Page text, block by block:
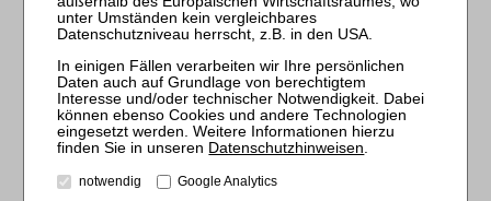
Brosch. 650 Seiten
RWS Verlag, Köln
ISBN 978-3-8145-9324-1
92,00 €
Sofort lieferbar
Bestellen mehr Als E-Book
Datenschutzhinweisen
notwendig Google Analytics